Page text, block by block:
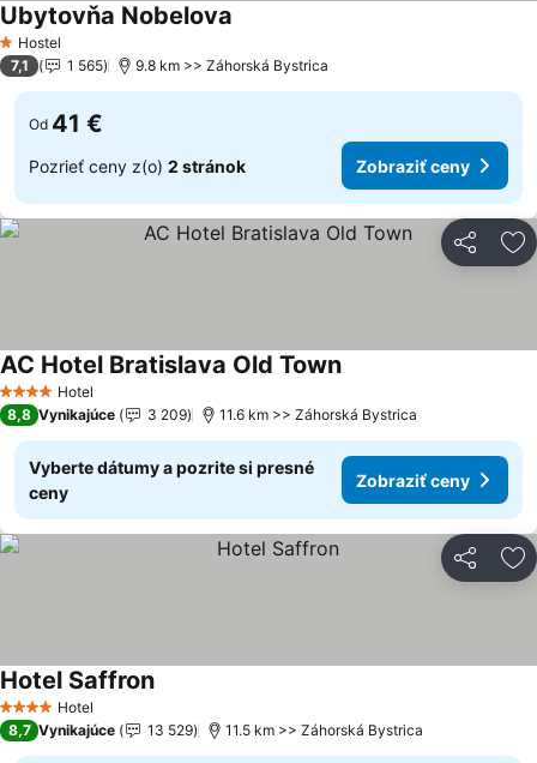
1 Počet hviezdičiek
Hostel
Ubytovňa Nobelova
7,1 1 565 9.8 km >> Záhorská Bystrica
Od 41 €
Pozrieť ceny z(o) 2 stránok Zobraziť ceny
Zdieľať
4 Počet hviezdičiek
Hotel
AC Hotel Bratislava Old Town
8,8 Vynikajúce 3 209 11.6 km >> Záhorská Bystrica
Vyberte dátumy a pozrite si presné
ceny
Zobraziť ceny
Zdieľať
4 Počet hviezdičiek
Hotel
Hotel Saffron
8,7 Vynikajúce 13 529 11.5 km >> Záhorská Bystrica